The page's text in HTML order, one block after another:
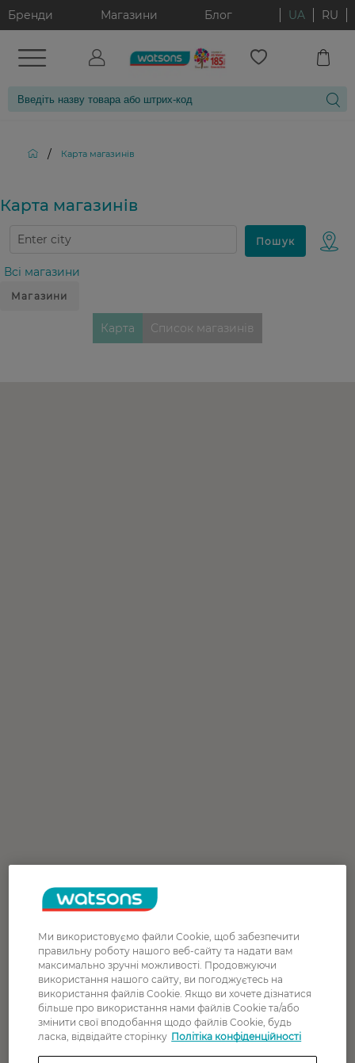
Бренди Магазини Блог UA RU
/ Карта магазинiв
Карта магазинiв
Всі магазини
Ми використовуємо файли Cookie, щоб забезпечити
правильну роботу нашого веб-сайту та надати вам
максимально зручні можливості. Продовжуючи
використання нашого сайту, ви погоджуєтесь на
використання файлів Cookie. Якщо ви хочете дізнатися
більше про використання нами файлів Cookie та/або
змінити свої вподобання щодо файлів Cookie, будь
ласка, відвідайте сторінку Політіка конфіденційності